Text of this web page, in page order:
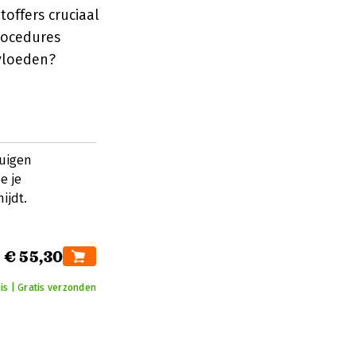
cruciaal
je
€ 55,30
| Gratis verzonden